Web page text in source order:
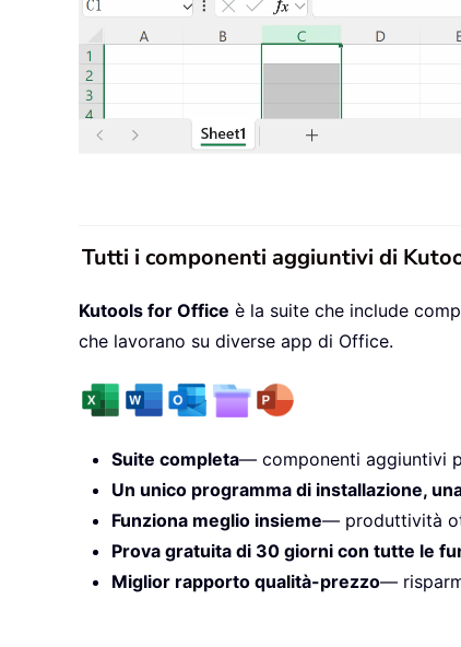
Tutti i componenti aggiuntivi di
Kutools for Office è la suite che include
che lavorano su diverse app di Office.
Suite completa— componenti aggiuntivi
Un unico programma di installazione,
Funziona meglio insieme— produttività
Prova gratuita di 30 giorni con tutte le
Miglior rapporto qualità-prezzo—